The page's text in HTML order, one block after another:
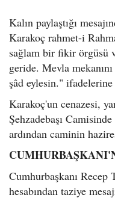
Kalın paylaştığı
Karakoç rahmet-i
sağlam bir fikir örgüsü
geride. Mevla
şâd eylesin."
Karakoç'un cenazesi,
Şehzadebaşı Camisinde
ardından caminin
Cumhurbaşkanı
hesabından taziye